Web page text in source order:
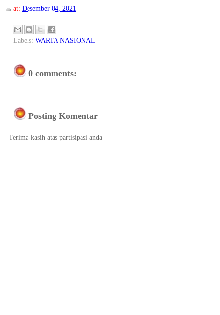
at: Desember 04, 2021
Labels: WARTA NASIONAL
0 comments:
Posting Komentar
Terima-kasih atas partisipasi anda